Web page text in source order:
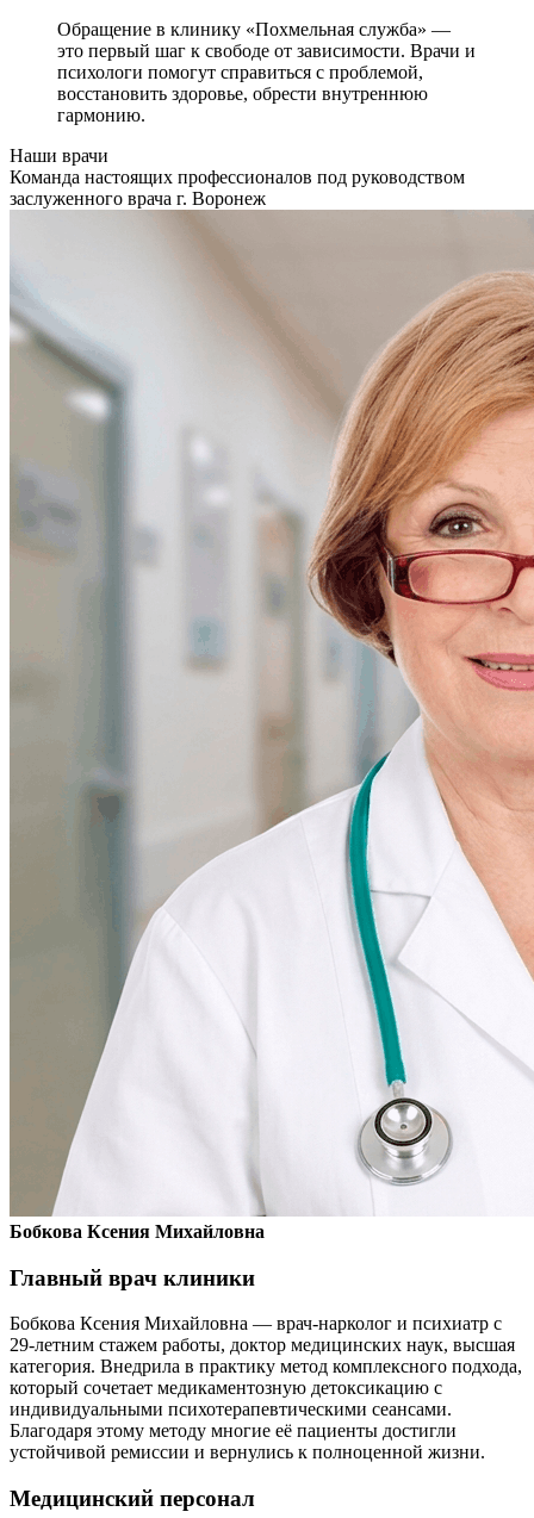
Обращение в клинику «Похмельная служба» —
это первый шаг к свободе от зависимости. Врачи и
психологи помогут справиться с проблемой,
восстановить здоровье, обрести внутреннюю
гармонию.
Наши врачи
Команда настоящих профессионалов под руководством
заслуженного врача г. Воронеж
Бобкова Ксения Михайловна
Главный врач клиники
Бобкова Ксения Михайловна — врач-нарколог и психиатр с
29-летним стажем работы, доктор медицинских наук, высшая
категория. Внедрила в практику метод комплексного подхода,
который сочетает медикаментозную детоксикацию с
индивидуальными психотерапевтическими сеансами.
Благодаря этому методу многие её пациенты достигли
устойчивой ремиссии и вернулись к полноценной жизни.
Медицинский персонал